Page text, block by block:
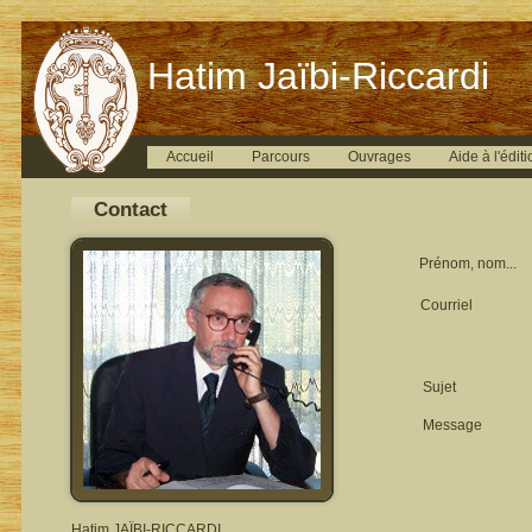
Hatim Jaïbi-Riccardi
Accueil Parcours Ouvrages Aide à
Contact
Prénom, nom...
Courriel
Sujet
Message